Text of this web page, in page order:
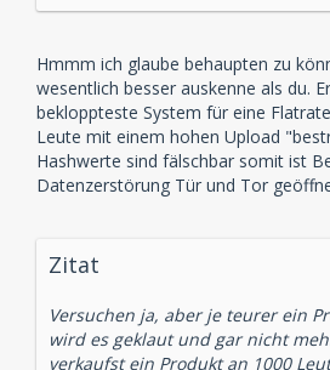
Hmmm ich glaube behaupten zu
wesentlich besser auskenne als du.
bekloppteste System für eine
Leute mit einem hohen Upload
Hashwerte sind fälschbar somit ist
Datenzerstörung Tür und Tor
Zitat
Versuchen ja, aber je teurer ein
wird es geklaut und gar nicht
verkaufst ein Produkt an 1000